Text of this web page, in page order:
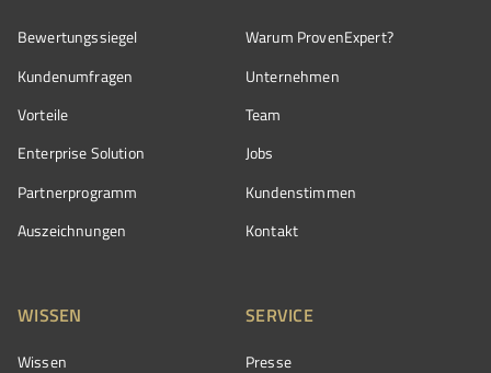
Bewertungssiegel
Kundenumfragen
Vorteile
Enterprise Solution
Partnerprogramm
Auszeichnungen
Warum ProvenExpert?
Unternehmen
Team
Jobs
Kundenstimmen
Kontakt
WISSEN
Wissen
SERVICE
Presse